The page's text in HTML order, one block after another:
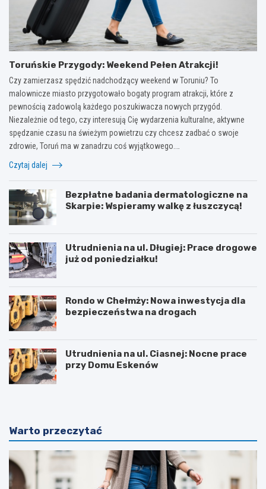
Toruńskie Przygody: Weekend Pełen Atrakcji!
Czy zamierzasz spędzić nadchodzący weekend w Toruniu? To
malownicze miasto przygotowało bogaty program atrakcji, które z
pewnością zadowolą każdego poszukiwacza nowych przygód.
Niezależnie od tego, czy interesują Cię wydarzenia kulturalne, aktywne
spędzanie czasu na świeżym powietrzu czy chcesz zadbać o swoje
zdrowie, Toruń ma w zanadrzu coś wyjątkowego.…
Czytaj dalej
Bezpłatne badania dermatologiczne na
Skarpie: Wspieramy walkę z łuszczycą!
Utrudnienia na ul. Długiej: Prace drogowe
już od poniedziałku!
Rondo w Chełmży: Nowa inwestycja dla
bezpieczeństwa na drogach
Utrudnienia na ul. Ciasnej: Nocne prace
przy Domu Eskenów
Warto przeczytać